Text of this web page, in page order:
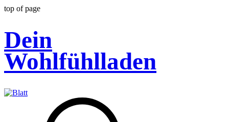
top of page
Dein
Wohlfühlladen